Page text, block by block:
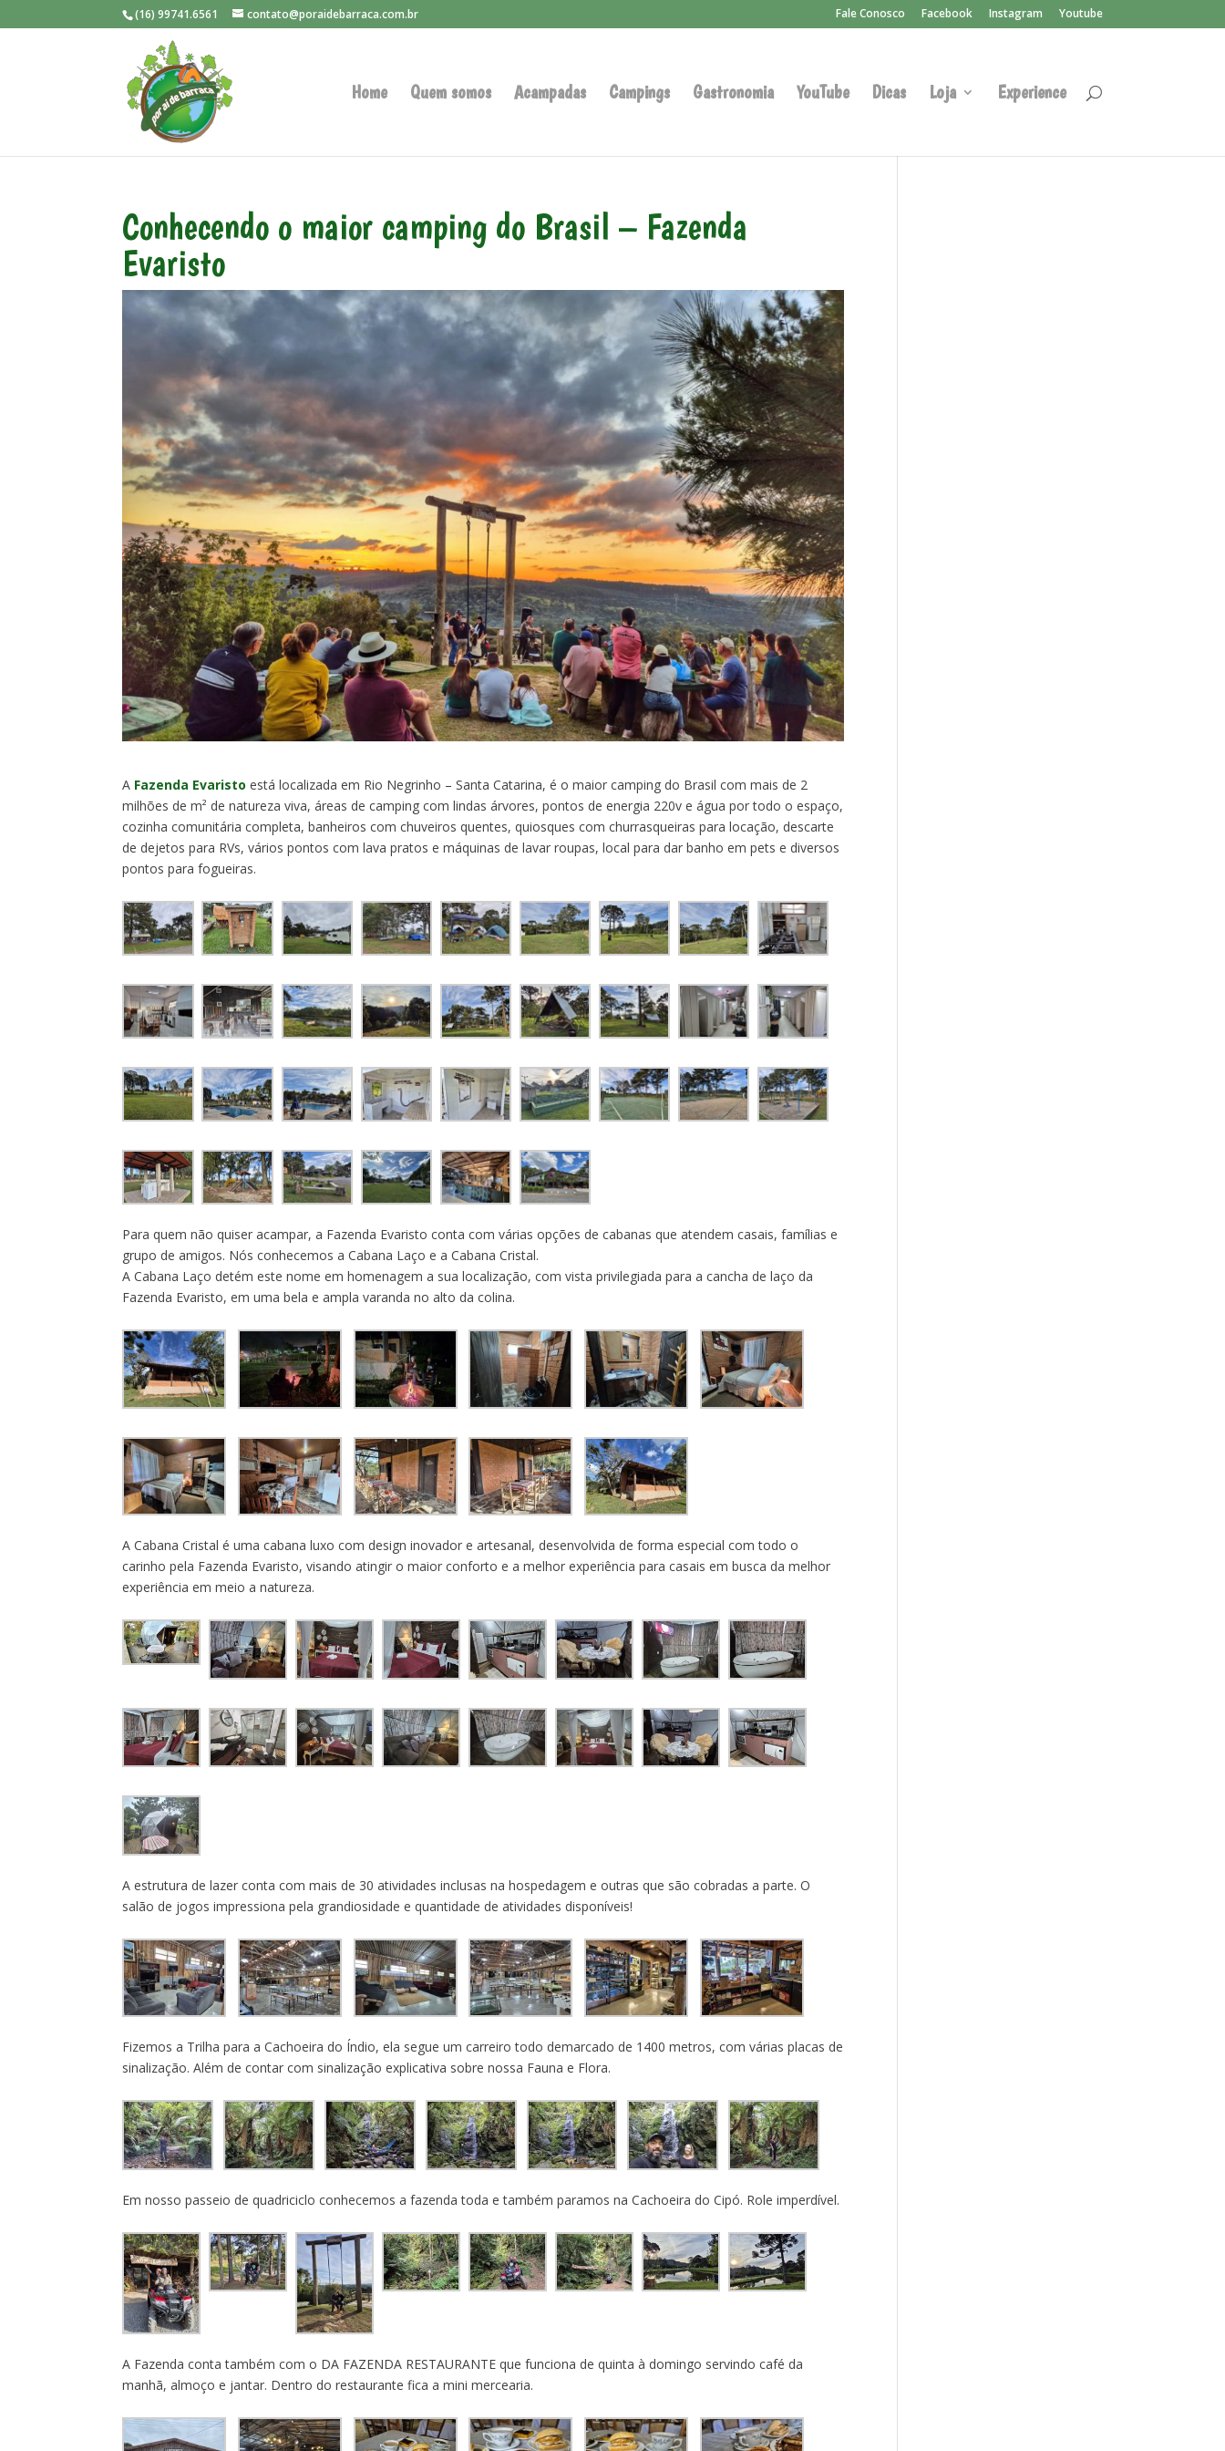
(16) 99741.6561 contato@poraidebarraca.com.br Fale Conosco Facebook Instagram Youtube
Home Quem somos Acampadas Campings Gastronomia YouTube Dicas Loja Experience
Conhecendo o maior camping do Brasil – Fazenda
Evaristo
A Fazenda Evaristo está localizada em Rio Negrinho – Santa Catarina, é o maior camping do Brasil com mais de 2
milhões de m² de natureza viva, áreas de camping com lindas árvores, pontos de energia 220v e água por todo o espaço,
cozinha comunitária completa, banheiros com chuveiros quentes, quiosques com churrasqueiras para locação, descarte
de dejetos para RVs, vários pontos com lava pratos e máquinas de lavar roupas, local para dar banho em pets e diversos
pontos para fogueiras.
Para quem não quiser acampar, a Fazenda Evaristo conta com várias opções de cabanas que atendem casais, famílias e
grupo de amigos. Nós conhecemos a Cabana Laço e a Cabana Cristal.
A Cabana Laço detém este nome em homenagem a sua localização, com vista privilegiada para a cancha de laço da
Fazenda Evaristo, em uma bela e ampla varanda no alto da colina.
A Cabana Cristal é uma cabana luxo com design inovador e artesanal, desenvolvida de forma especial com todo o
carinho pela Fazenda Evaristo, visando atingir o maior conforto e a melhor experiência para casais em busca da melhor
experiência em meio a natureza.
A estrutura de lazer conta com mais de 30 atividades inclusas na hospedagem e outras que são cobradas a parte. O
salão de jogos impressiona pela grandiosidade e quantidade de atividades disponíveis!
Fizemos a Trilha para a Cachoeira do Índio, ela segue um carreiro todo demarcado de 1400 metros, com várias placas de
sinalização. Além de contar com sinalização explicativa sobre nossa Fauna e Flora.
Em nosso passeio de quadriciclo conhecemos a fazenda toda e também paramos na Cachoeira do Cipó. Role imperdível.
A Fazenda conta também com o DA FAZENDA RESTAURANTE que funciona de quinta à domingo servindo café da
manhã, almoço e jantar. Dentro do restaurante fica a mini mercearia.